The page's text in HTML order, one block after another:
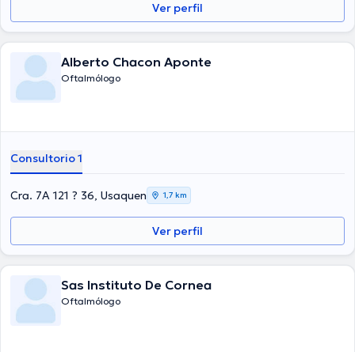
Ver perfil
Alberto Chacon Aponte
Oftalmólogo
Consultorio 1
Cra. 7A 121 ? 36, Usaquen 1,7 km
Ver perfil
Sas Instituto De Cornea
Oftalmólogo